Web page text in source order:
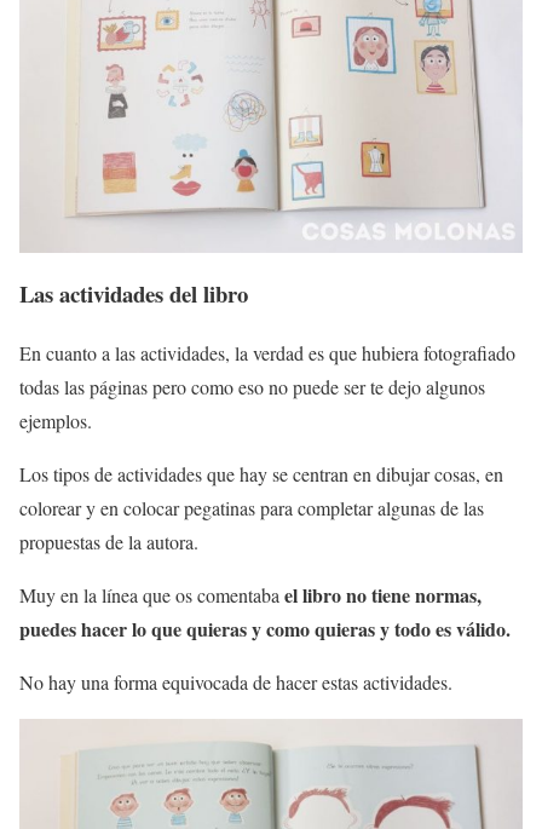
Las actividades del libro
En cuanto a las actividades, la verdad es que hubiera fotografiado
todas las páginas pero como eso no puede ser te dejo algunos
ejemplos.
Los tipos de actividades que hay se centran en dibujar cosas, en
colorear y en colocar pegatinas para completar algunas de las
propuestas de la autora.
Muy en la línea que os comentaba el libro no tiene normas,
puedes hacer lo que quieras y como quieras y todo es válido.
No hay una forma equivocada de hacer estas actividades.